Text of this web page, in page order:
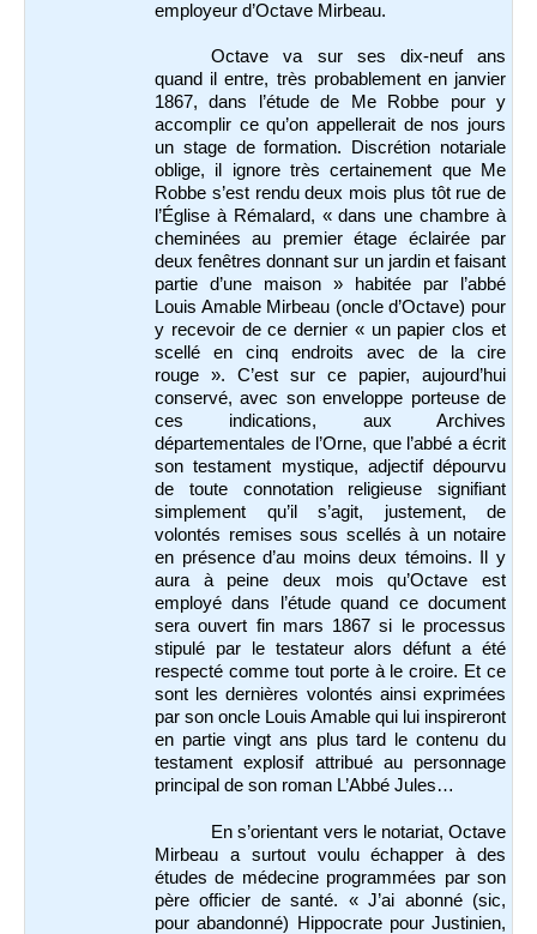
employeur d’Octave Mirbeau.
Octave va sur ses dix-neuf ans
quand il entre, très probablement en janvier
1867, dans l’étude de Me Robbe pour y
accomplir ce qu’on appellerait de nos jours
un stage de formation. Discrétion notariale
oblige, il ignore très certainement que Me
Robbe s’est rendu deux mois plus tôt rue de
l’Église à Rémalard, « dans une chambre à
cheminées au premier étage éclairée par
deux fenêtres donnant sur un jardin et faisant
partie d’une maison » habitée par l’abbé
Louis Amable Mirbeau (oncle d’Octave) pour
y recevoir de ce dernier « un papier clos et
scellé en cinq endroits avec de la cire
rouge ». C’est sur ce papier, aujourd’hui
conservé, avec son enveloppe porteuse de
ces indications, aux Archives
départementales de l’Orne, que l’abbé a écrit
son testament mystique, adjectif dépourvu
de toute connotation religieuse signifiant
simplement qu’il s’agit, justement, de
volontés remises sous scellés à un notaire
en présence d’au moins deux témoins. Il y
aura à peine deux mois qu’Octave est
employé dans l’étude quand ce document
sera ouvert fin mars 1867 si le processus
stipulé par le testateur alors défunt a été
respecté comme tout porte à le croire. Et ce
sont les dernières volontés ainsi exprimées
par son oncle Louis Amable qui lui inspireront
en partie vingt ans plus tard le contenu du
testament explosif attribué au personnage
principal de son roman L’Abbé Jules…
En s’orientant vers le notariat, Octave
Mirbeau a surtout voulu échapper à des
études de médecine programmées par son
père officier de santé. « J’ai abonné (sic,
pour abandonné) Hippocrate pour Justinien,